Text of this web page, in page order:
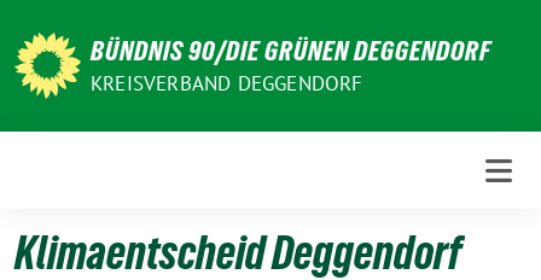
zum
Inhalt
BÜNDNIS 90/DIE GRÜNEN DEGGENDORF
KREISVERBAND DEGGENDORF
Klimaentscheid Deggendorf